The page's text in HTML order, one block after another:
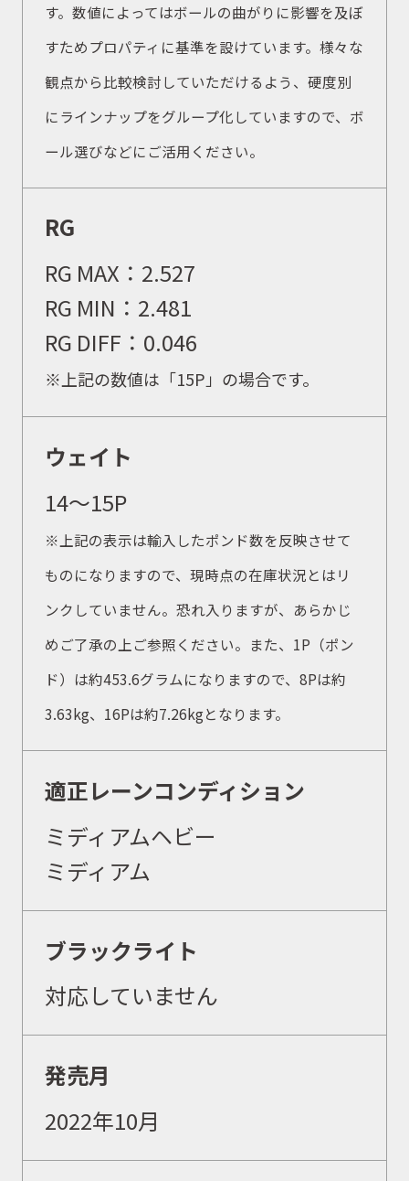
取扱商品
取扱ブランド
商品カタログ
取扱店舗
す。数値によってはボールの曲がりに影響を及ぼ
すためプロパティに基準を設けています。様々な
観点から比較検討していただけるよう、硬度別
にラインナップをグループ化していますので、ボ
ール選びなどにご活用ください。
RG
RG MAX： 2.527
RG MIN： 2.481
RG DIFF： 0.046
※上記の数値は「15P」の場合です。
ウェイト
14〜15P
※上記の表示は輸入したポンド数を反映させて
ものになりますので、現時点の在庫状況とはリ
ンクしていません。恐れ入りますが、あらかじ
めご了承の上ご参照ください。また、1P（ポン
ド）は約453.6グラムになりますので、8Pは約
3.63kg、16Pは約7.26kgとなります。
適正レーンコンディション
ミディアムヘビー
ミディアム
ブラックライト
対応していません
発売月
2022年10月